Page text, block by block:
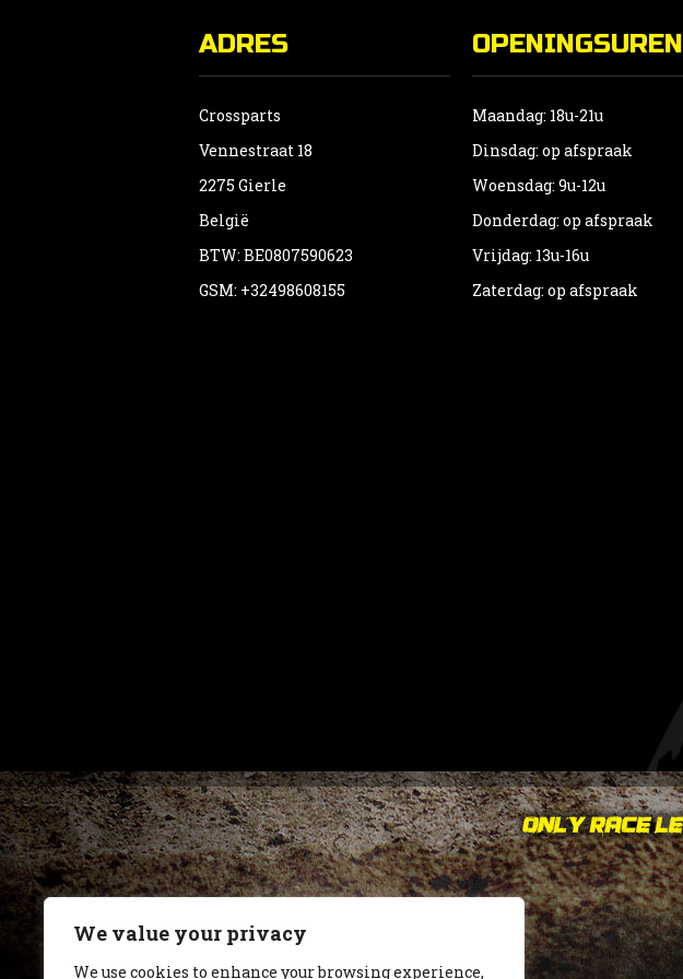
We value your privacy
We use cookies to enhance your browsing experience,
ADRES
Crossparts
Vennestraat 18
2275 Gierle
België
BTW: BE0807590623
GSM: +32498608155
OPENINGSUREN
Maandag: 18u-21u
Dinsdag: op afspraak
Woensdag: 9u-12u
Donderdag: op afspraak
Vrijdag: 13u-16u
Zaterdag: op afspraak